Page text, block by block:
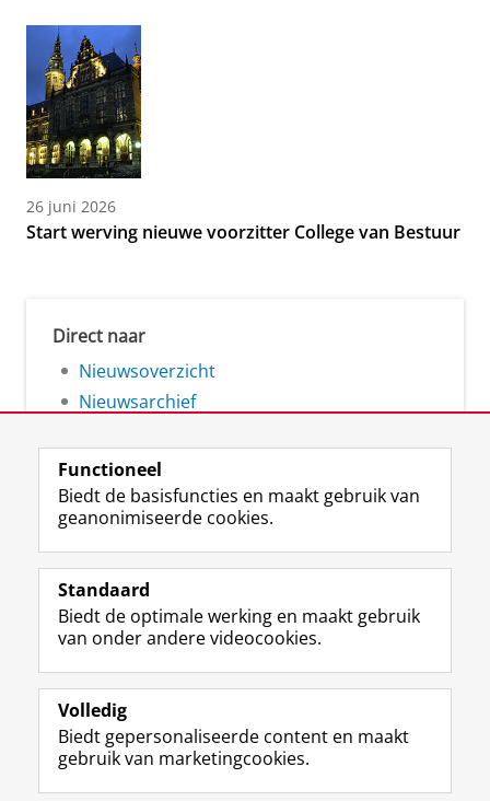
26 juni 2026
Start werving nieuwe voorzitter College van Bestuur
Direct naar
Nieuwsoverzicht
Nieuwsarchief
Volg de RUG
F
a
e
b
o
p
a
i
L
i
k
e
I
-
p
g
R
S
-
f
e
R
k
I
n
t
r
m
c
Y
o
T
e
k
a
Studiekiezers
Alumni
Over ons
Functioneel
Biedt de basisfuncties en maakt gebruik van
geanonimiseerde cookies.
Standaard
Biedt de optimale werking en maakt gebruik
van onder andere videocookies.
Volledig
Biedt gepersonaliseerde content en maakt
gebruik van marketingcookies.